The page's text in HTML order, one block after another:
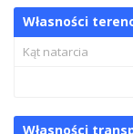
Własności
Kąt natarcia
Własności